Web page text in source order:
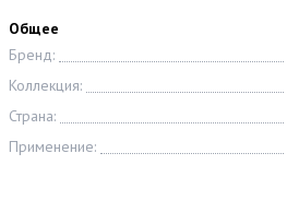
Общее
Бренд:
Коллекция:
Страна:
Применение: